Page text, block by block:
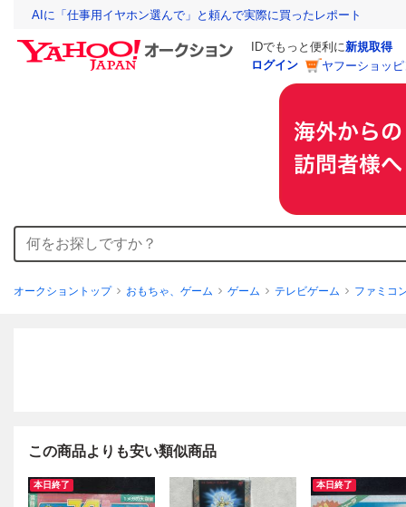
AIに「仕事用イヤホン選んで」と頼んで実際に買ったレポート
IDでもっと便利に新規取得
ログイン
ヤフーショッ
オークショントップ おもちゃ、ゲーム ゲーム テレビゲーム ファミコ
この商品よりも安い類似商品
本日終了 本日終了